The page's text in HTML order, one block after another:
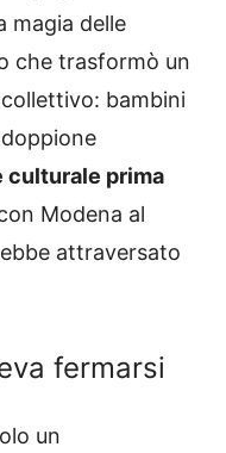
magia delle
che trasformò un
bambini
culturale prima
Modena al
attraversato
fermarsi
un